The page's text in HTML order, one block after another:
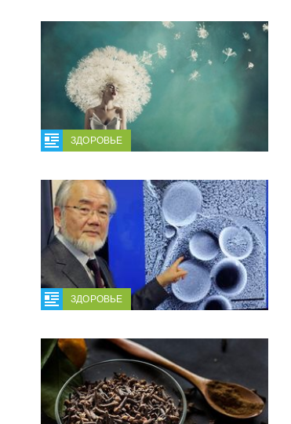
ЗДОРОВЬЕ
ЗДОРОВЬЕ